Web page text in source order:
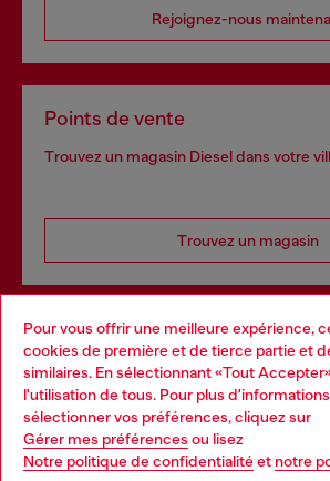
Pour vous offrir une meilleure expérience,
cookies de première et de tierce partie et
similaires. En sélectionnant «Tout
l'utilisation de tous. Pour plus
sélectionner vos préférences, cliquez sur
Gérer mes préférences ou lisez
Notre politique de confidentialitéet notre
Rejoignez-nous
Points de vente
Trouvez un magasin Diesel dans votre
Trouvez un magasin
Services omnicanaux
Découvrez tous nos services, en ligne et
En savoir plus
Choose your location
You are currently browsing France website,
may be based in United States